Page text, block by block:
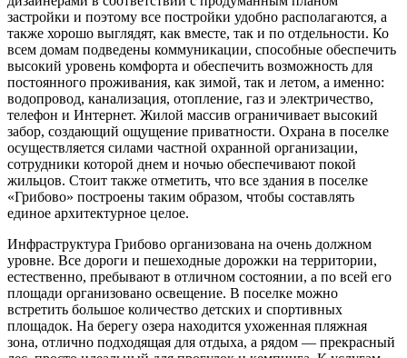
застройки и поэтому все постройки удобно располагаются, а
также хорошо выглядят, как вместе, так и по отдельности. Ко
всем домам подведены коммуникации, способные обеспечить
высокий уровень комфорта и обеспечить возможность для
постоянного проживания, как зимой, так и летом, а именно:
водопровод, канализация, отопление, газ и электричество,
телефон и Интернет. Жилой массив ограничивает высокий
забор, создающий ощущение приватности. Охрана в поселке
осуществляется силами частной охранной организации,
сотрудники которой днем и ночью обеспечивают покой
жильцов. Стоит также отметить, что все здания в поселке
«Грибово» построены таким образом, чтобы составлять
единое архитектурное целое.
Инфраструктура Грибово организована на очень должном
уровне. Все дороги и пешеходные дорожки на территории,
естественно, пребывают в отличном состоянии, а по всей его
площади организовано освещение. В поселке можно
встретить большое количество детских и спортивных
площадок. На берегу озера находится ухоженная пляжная
зона, отлично подходящая для отдыха, а рядом — прекрасный